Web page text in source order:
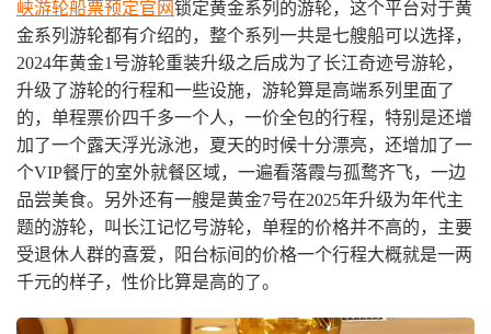
峡游轮船票预定官网锁定黄金系列的游轮，这个平台对于黄
金系列游轮都有介绍的，整个系列一共是七艘船可以选择，
2024年黄金1号游轮重装升级之后成为了长江奇迹号游轮，
升级了游轮的行程和一些设施，游轮算是高端系列里面了
的，单程票价四千多一个人，一价全包的行程，特别是还增
加了一个露天浮光泳池，夏天的时候十分漂亮，还增加了一
个VIP餐厅的室外就餐区域，一遍看落霞与孤鹜齐飞，一边
品尝美食。另外还有一艘是黄金7号在2025年升级为年代主
题的游轮，叫长江记忆号游轮，单程的价格并不高的，主要
受退休人群的喜爱，阳台标间的价格一个行程大概就是一两
千元的样子，性价比算是高的了。